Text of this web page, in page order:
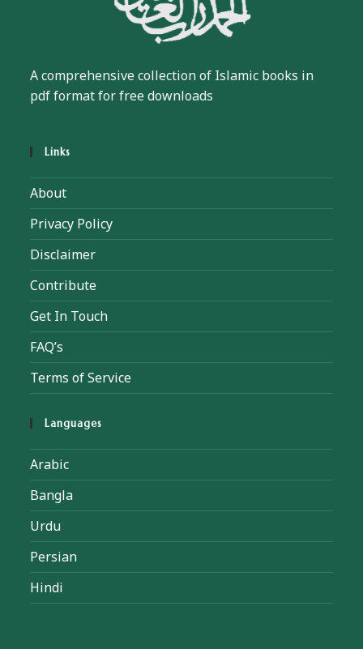
A comprehensive collection of Islamic books in
pdf format for free downloads
Links
About
Privacy Policy
Disclaimer
Contribute
Get In Touch
FAQ’s
Terms of Service
Languages
Arabic
Bangla
Urdu
Persian
Hindi